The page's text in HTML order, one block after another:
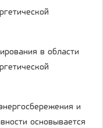
в области
и
основывается